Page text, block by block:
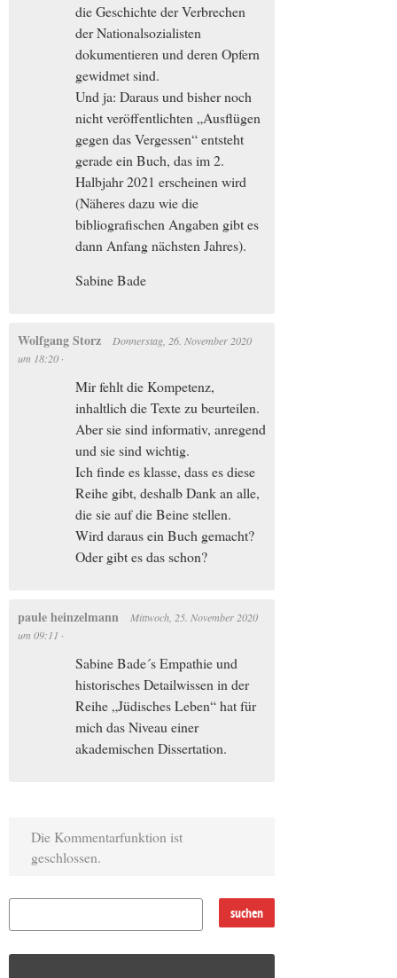
die Geschichte der Verbrechen
der Nationalsozialisten
dokumentieren und deren Opfern
gewidmet sind.
Und ja: Daraus und bisher noch
nicht veröffentlichten „Ausflügen
gegen das Vergessen“ entsteht
gerade ein Buch, das im 2.
Halbjahr 2021 erscheinen wird
(Näheres dazu wie die
bibliografischen Angaben gibt es
dann Anfang nächsten Jahres).
Sabine Bade
Wolfgang Storz
Donnerstag, 26. November 2020
um 18:20 ·
Mir fehlt die Kompetenz,
inhaltlich die Texte zu beurteilen.
Aber sie sind informativ, anregend
und sie sind wichtig.
Ich finde es klasse, dass es diese
Reihe gibt, deshalb Dank an alle,
die sie auf die Beine stellen.
Wird daraus ein Buch gemacht?
Oder gibt es das schon?
paule heinzelmann
Mittwoch, 25. November 2020
um 09:11 ·
Sabine Bade´s Empathie und
historisches Detailwissen in der
Reihe „Jüdisches Leben“ hat für
mich das Niveau einer
akademischen Dissertation.
Die Kommentarfunktion ist
geschlossen.